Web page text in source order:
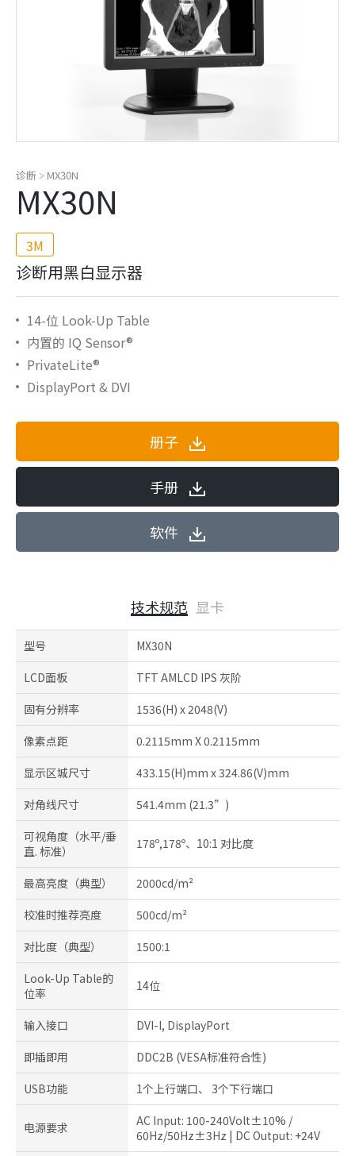
诊断 > MX30N
MX30N
3M
诊断用黑白显示器
14-位 Look-Up Table
内置的 IQ Sensor®
PrivateLite®
DisplayPort & DVI
册子
手册
软件
技术规范 显卡
型号
MX30N
LCD面板
TFT AMLCD IPS 灰阶
固有分辨率
1536(H) x 2048(V)
像素点距
0.2115mm X 0.2115mm
显示区城尺寸
433.15(H)mm x 324.86(V)mm
对角线尺寸
541.4mm (21.3”)
可视角度（水平/垂
直. 标准）
178º,178º、10:1 对比度
最高亮度（典型）
2000cd/m²
校准时推荐亮度
500cd/m²
对比度（典型）
1500:1
Look-Up Table的
位率
14位
输入接口
DVI-I, DisplayPort
即插即用
DDC2B (VESA标准符合性)
USB功能
1个上行端口、 3个下行端口
电源要求
AC Input: 100-240Volt±10% /
60Hz/50Hz±3Hz | DC Output: +24V